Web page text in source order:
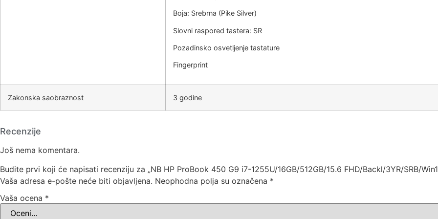
Boja: Srebrna (Pike Silver)
Slovni raspored tastera: SR
Pozadinsko osvetljenje tastature
Fingerprint
Zakonska saobraznost 3 godine
Recenzije
Još nema komentara.
Budite prvi koji će napisati recenziju za „NB HP ProBook 450 G9 i7-1255U/16GB/512GB/15.6 FHD/Backl/3YR/SRB/
Vaša adresa e-pošte neće biti objavljena. Neophodna polja su označena *
Vaša ocena *